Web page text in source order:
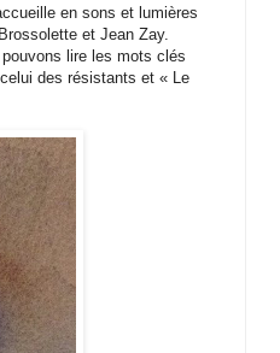
en sons et lumières
et Jean Zay.
lire les mots clés
des résistants et « Le